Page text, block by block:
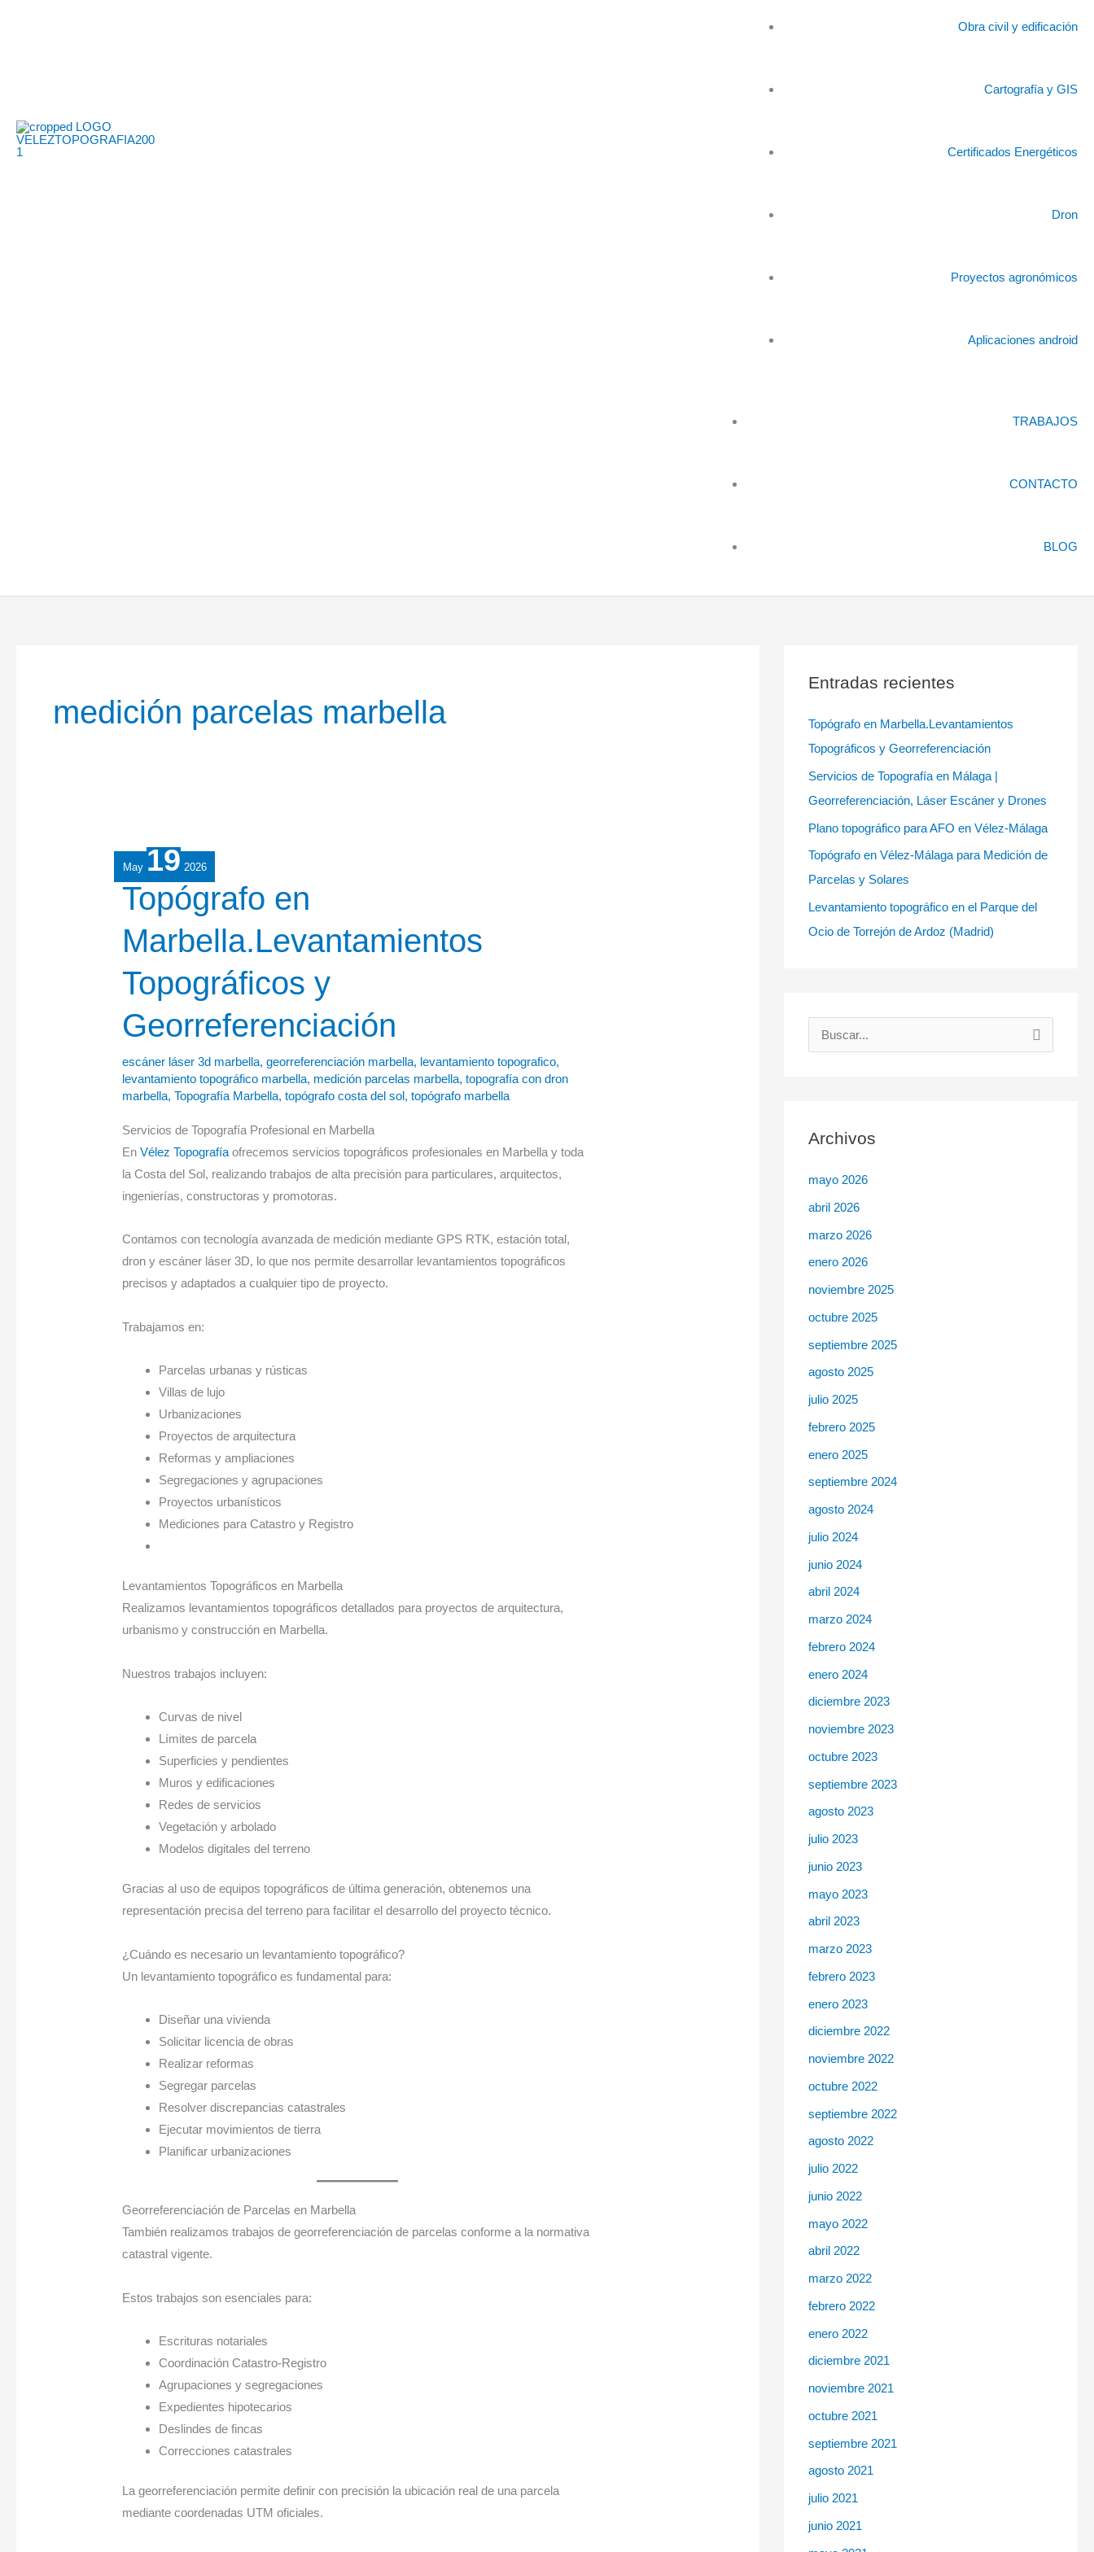
Obra civil y edificación
Cartografía y GIS
Certificados Energéticos
Dron
Proyectos agronómicos
Aplicaciones android
TRABAJOS
CONTACTO
BLOG
medición parcelas marbella
May 19 2026
Topógrafo en
Marbella.Levantamientos
Topográficos y
Georreferenciación
escáner láser 3d marbella,georreferenciación marbella, levantamiento topografico,
levantamiento topográfico marbella, medición parcelas marbella,topografía con dron
marbella,Topografía Marbella,topógrafo costa del sol,topógrafo marbella
Servicios de Topografía Profesional en Marbella
EnVélez Topografía ofrecemos servicios topográficos profesionales en Marbella y toda
la Costa del Sol, realizando trabajos de alta precisión para particulares, arquitectos,
ingenierías, constructoras y promotoras.
Contamos con tecnología avanzada de medición mediante GPS RTK, estación total,
dron y escáner láser 3D, lo que nos permite desarrollar levantamientos topográficos
precisos y adaptados a cualquier tipo de proyecto.
Trabajamos en:
Parcelas urbanas y rústicas
Villas de lujo
Urbanizaciones
Proyectos de arquitectura
Reformas y ampliaciones
Segregaciones y agrupaciones
Proyectos urbanísticos
Mediciones para Catastro y Registro
Levantamientos Topográficos en Marbella
Realizamos levantamientos topográficos detallados para proyectos de arquitectura,
urbanismo y construcción en Marbella.
Nuestros trabajos incluyen:
Curvas de nivel
Límites de parcela
Superficies y pendientes
Muros y edificaciones
Redes de servicios
Vegetación y arbolado
Modelos digitales del terreno
Gracias al uso de equipos topográficos de última generación, obtenemos una
representación precisa del terreno para facilitar el desarrollo del proyecto técnico.
¿Cuándo es necesario un levantamiento topográfico?
Un levantamiento topográfico es fundamental para:
Diseñar una vivienda
Solicitar licencia de obras
Realizar reformas
Segregar parcelas
Resolver discrepancias catastrales
Ejecutar movimientos de tierra
Planificar urbanizaciones
Georreferenciación de Parcelas en Marbella
También realizamos trabajos de georreferenciación de parcelas conforme a la normativa
catastral vigente.
Estos trabajos son esenciales para:
Escrituras notariales
Coordinación Catastro-Registro
Agrupaciones y segregaciones
Expedientes hipotecarios
Deslindes de fincas
Correcciones catastrales
La georreferenciación permite definir con precisión la ubicación real de una parcela
mediante coordenadas UTM oficiales.
Topógrafo
en
Marbella.Levantamientos
Topográficos
y
Georreferenciación
Entradas recientes
Topógrafo en Marbella.Levantamientos
Topográficos y Georreferenciación
Servicios de Topografía en Málaga |
Georreferenciación, Láser Escáner y Drones
Plano topográfico para AFO en Vélez-Málaga
Topógrafo en Vélez-Málaga para Medición de
Parcelas y Solares
Levantamiento topográfico en el Parque del
Ocio de Torrejón de Ardoz (Madrid)
a
p
o
r
:
Archivos
mayo 2026
abril 2026
marzo 2026
enero 2026
noviembre 2025
octubre 2025
septiembre 2025
agosto 2025
julio 2025
febrero 2025
enero 2025
septiembre 2024
agosto 2024
julio 2024
junio 2024
abril 2024
marzo 2024
febrero 2024
enero 2024
diciembre 2023
noviembre 2023
octubre 2023
septiembre 2023
agosto 2023
julio 2023
junio 2023
mayo 2023
abril 2023
marzo 2023
febrero 2023
enero 2023
diciembre 2022
noviembre 2022
octubre 2022
septiembre 2022
agosto 2022
julio 2022
junio 2022
mayo 2022
abril 2022
marzo 2022
febrero 2022
enero 2022
diciembre 2021
noviembre 2021
octubre 2021
septiembre 2021
agosto 2021
julio 2021
junio 2021